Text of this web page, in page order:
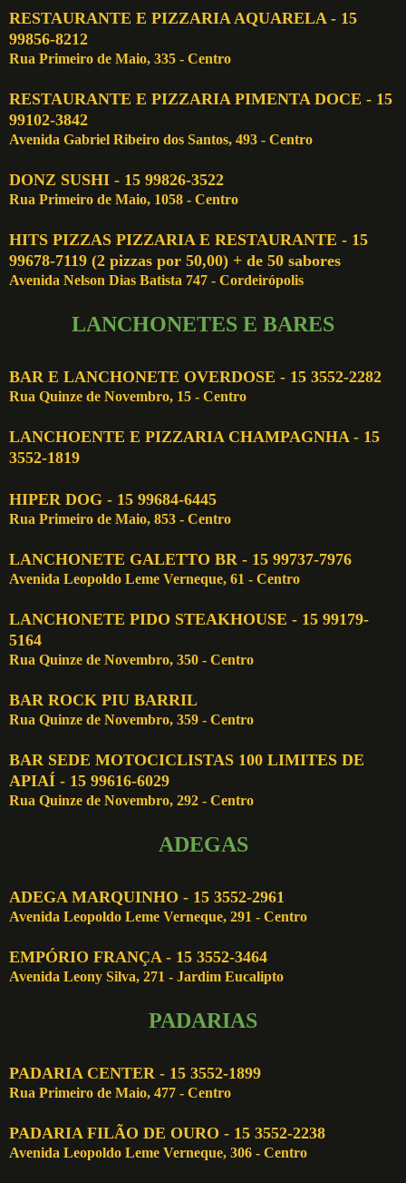
RESTAURANTE E PIZZARIA AQUARELA - 15
99856-8212
Rua Primeiro de Maio, 335 - Centro
RESTAURANTE E PIZZARIA PIMENTA DOCE - 15
99102-3842
Avenida Gabriel Ribeiro dos Santos, 493 - Centro
DONZ SUSHI - 15 99826-3522
Rua Primeiro de Maio, 1058 - Centro
HITS PIZZAS PIZZARIA E RESTAURANTE - 15
99678-7119 (2 pizzas por 50,00) + de 50 sabores
Avenida Nelson Dias Batista 747 - Cordeirópolis
LANCHONETES E BARES
BAR E LANCHONETE OVERDOSE - 15 3552-2282
Rua Quinze de Novembro, 15 - Centro
LANCHOENTE E PIZZARIA CHAMPAGNHA - 15
3552-1819
HIPER DOG - 15 99684-6445
Rua Primeiro de Maio, 853 - Centro
LANCHONETE GALETTO BR - 15 99737-7976
Avenida Leopoldo Leme Verneque, 61 - Centro
LANCHONETE PIDO STEAKHOUSE - 15 99179-
5164
Rua Quinze de Novembro, 350 - Centro
BAR ROCK PIU BARRIL
Rua Quinze de Novembro, 359 - Centro
BAR SEDE MOTOCICLISTAS 100 LIMITES DE
APIAÍ - 15 99616-6029
Rua Quinze de Novembro, 292 - Centro
ADEGAS
ADEGA MARQUINHO - 15 3552-2961
Avenida Leopoldo Leme Verneque, 291 - Centro
EMPÓRIO FRANÇA - 15 3552-3464
Avenida Leony Silva, 271 - Jardim Eucalipto
PADARIAS
PADARIA CENTER - 15 3552-1899
Rua Primeiro de Maio, 477 - Centro
PADARIA FILÃO DE OURO - 15 3552-2238
Avenida Leopoldo Leme Verneque, 306 - Centro